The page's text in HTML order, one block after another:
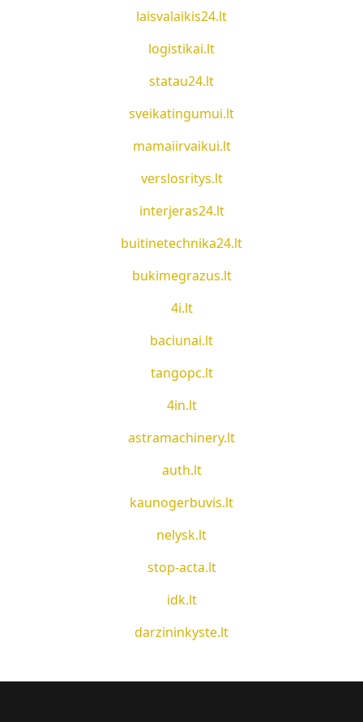
laisvalaikis24.lt
logistikai.lt
statau24.lt
sveikatingumui.lt
mamaiirvaikui.lt
verslosritys.lt
interjeras24.lt
buitinetechnika24.lt
bukimegrazus.lt
4i.lt
baciunai.lt
tangopc.lt
4in.lt
astramachinery.lt
auth.lt
kaunogerbuvis.lt
nelysk.lt
stop-acta.lt
idk.lt
darzininkyste.lt